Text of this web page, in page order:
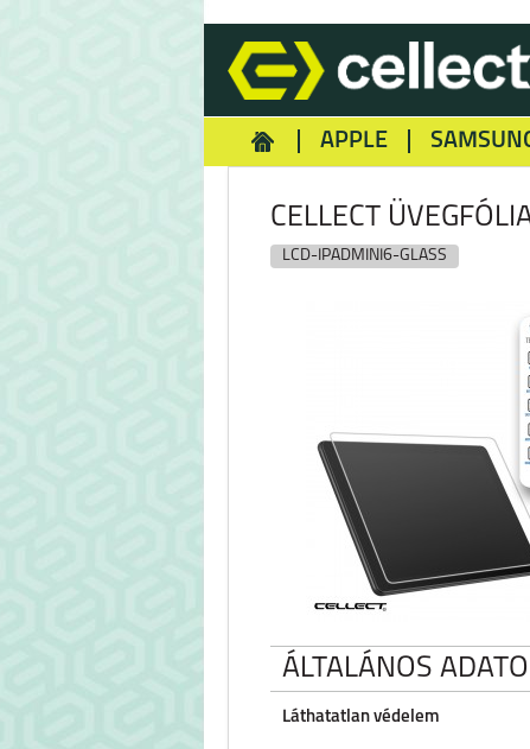
APPLE
CELLECT
LCD-IPADMINI6-GLASS
ÁLTALÁNOS
Láthatatlan védelem